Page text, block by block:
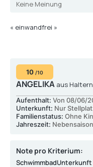
Keine Meinung
« einwandfrei »
10 /10
ANGELIKA aus
Aufenthalt: Von 08/06/
Unterkunft: Nur
Familienstatus: Ohne
Jahreszeit: Nebensaison
Note pro Kriterium:
Schwimmbad Unterkunft